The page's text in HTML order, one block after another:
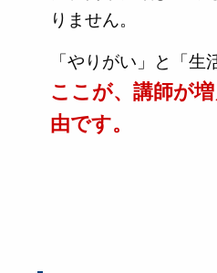
りません。
「やりがい」と「生
ここが、講師が
由です。